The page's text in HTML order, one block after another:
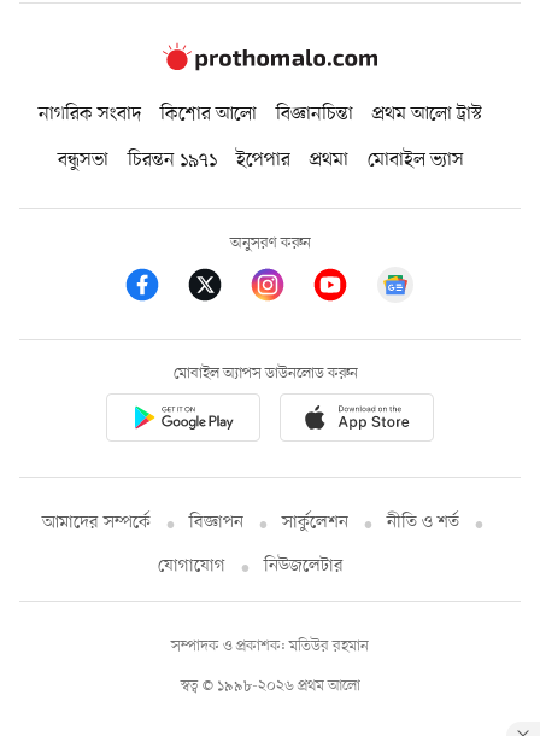
নাগরিক সংবাদ কিশোর আলো বিজ্ঞানচিন্তা
প্রথম আলো ট্রাস্ট
বন্ধুসভা
চিরন্তন ১৯৭১ ইপেপার প্রথমা মোবাইল ভ্যাস
অনুসরণ করুন
মোবাইল অ্যাপস ডাউনলোড করুন
আমাদের সম্পর্কে বিজ্ঞাপন সার্কুলেশন
নীতি ও শর্ত
যোগাযোগ
নিউজলেটার
স্বত্ব © ১৯৯৮-২০২৬ প্রথম আলো
সম্পাদক ও প্রকাশক: মতিউর রহমান